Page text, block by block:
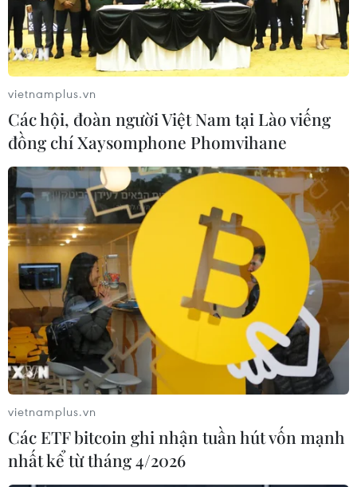
Phó Thủ tướng Chính phủ yêu cầu Hà Nội làm tốt công
tác tuyên truyền, bồi thường, hỗ trợ, tái định cư khi thu
hồi đất trong quá trình triển khai Dự án đầu tư xây dựng
Trục đại lộ cảnh quan sông Hồng.
Hà Nội thông tin chính thức về Dự án
Trục Đại lộ cảnh quan sông Hồng
19/05/2026 12:20
Theo quy hoạch tổng thể Thủ đô tầm nhìn 100 năm, Trục
Đại lộ cảnh quan sông Hồng được xác định là một trong
vietnamplus.vn
Các hội, đoàn người Việt Nam tại Lào viếng
đồng chí Xaysomphone Phomvihane
vietnamplus.vn
Các ETF bitcoin ghi nhận tuần hút vốn mạnh
nhất kể từ tháng 4/2026